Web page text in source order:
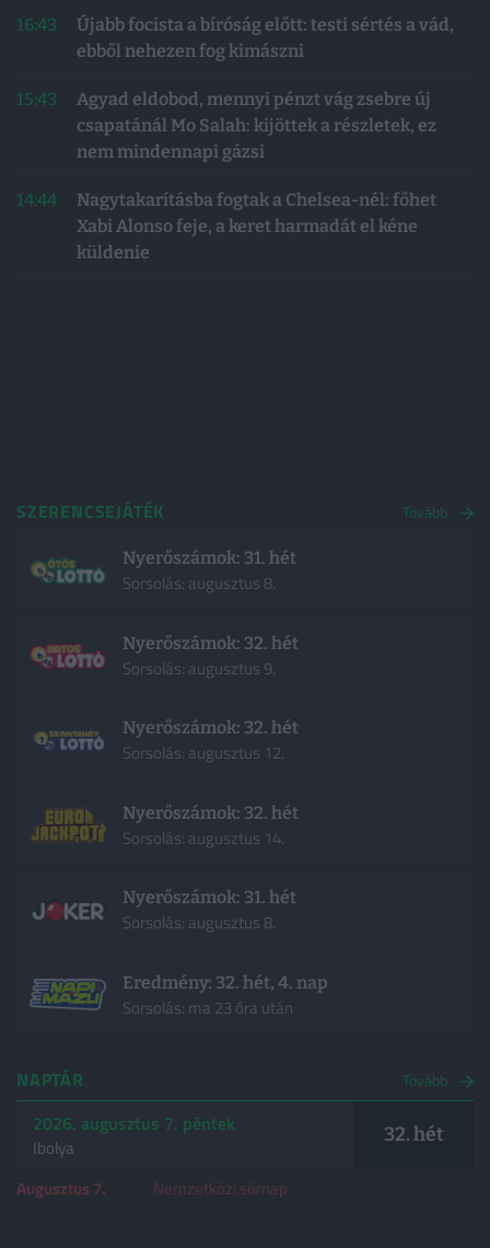
16:43
Újabb focista a bíróság előtt: testi sértés a vád,
ebből nehezen fog kimászni
15:43
Agyad eldobod, mennyi pénzt vág zsebre új
csapatánál Mo Salah: kijöttek a részletek, ez
nem mindennapi gázsi
14:44
Nagytakarításba fogtak a Chelsea-nél: főhet
Xabi Alonso feje, a keret harmadát el kéne
küldenie
SZERENCSEJÁTÉK Tovább
Nyerőszámok: 31. hét
Sorsolás: augusztus 8.
Nyerőszámok: 32. hét
Sorsolás: augusztus 9.
Nyerőszámok: 32. hét
Sorsolás: augusztus 12.
Nyerőszámok: 32. hét
Sorsolás: augusztus 14.
Nyerőszámok: 31. hét
Sorsolás: augusztus 8.
Eredmény: 32. hét, 4. nap
Sorsolás: ma 23 óra után
NAPTÁR Tovább
2026. augusztus 7. péntek
Ibolya
32. hét
Augusztus 7. Nemzetközi sörnap